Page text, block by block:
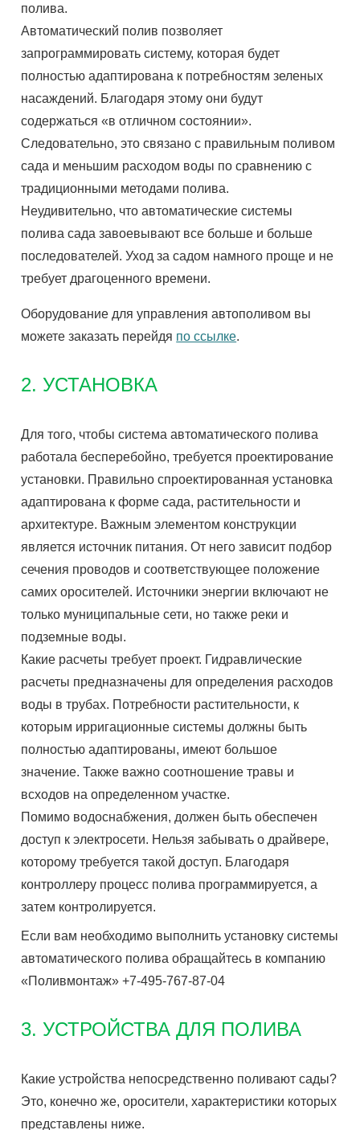
полива.
Автоматический полив позволяет
запрограммировать систему, которая будет
полностью адаптирована к потребностям зеленых
насаждений. Благодаря этому они будут
содержаться «в отличном состоянии».
Следовательно, это связано с правильным поливом
сада и меньшим расходом воды по сравнению с
традиционными методами полива.
Неудивительно, что автоматические системы
полива сада завоевывают все больше и больше
последователей. Уход за садом намного проще и не
требует драгоценного времени.
Оборудование для управления автополивом вы
можете заказать перейдя по ссылке.
2. УСТАНОВКА
Для того, чтобы система автоматического полива
работала бесперебойно, требуется проектирование
установки. Правильно спроектированная установка
адаптирована к форме сада, растительности и
архитектуре. Важным элементом конструкции
является источник питания. От него зависит подбор
сечения проводов и соответствующее положение
самих оросителей. Источники энергии включают не
только муниципальные сети, но также реки и
подземные воды.
Какие расчеты требует проект. Гидравлические
расчеты предназначены для определения расходов
воды в трубах. Потребности растительности, к
которым ирригационные системы должны быть
полностью адаптированы, имеют большое
значение. Также важно соотношение травы и
всходов на определенном участке.
Помимо водоснабжения, должен быть обеспечен
доступ к электросети. Нельзя забывать о драйвере,
которому требуется такой доступ. Благодаря
контроллеру процесс полива программируется, а
затем контролируется.
Если вам необходимо выполнить установку системы
автоматического полива обращайтесь в компанию
«Поливмонтаж» +7-495-767-87-04
3. УСТРОЙСТВА ДЛЯ ПОЛИВА
Какие устройства непосредственно поливают сады?
Это, конечно же, оросители, характеристики которых
представлены ниже.